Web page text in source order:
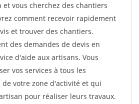
et vous cherchez des chantiers
comment recevoir rapidement
et trouver des chantiers.
des demandes de devis en
d'aide aux artisans. Vous
vos services à tous les
votre zone d'activité et qui
pour réaliser leurs travaux.